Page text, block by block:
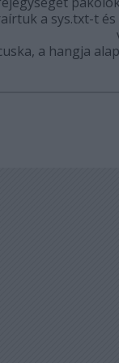
a sys.txt-t
a hangja